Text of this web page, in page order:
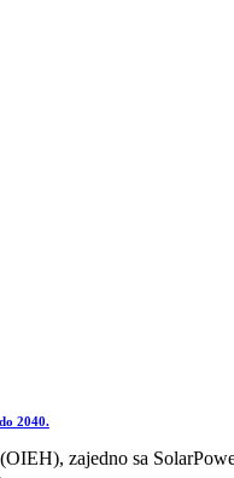
2040.
zajedno sa